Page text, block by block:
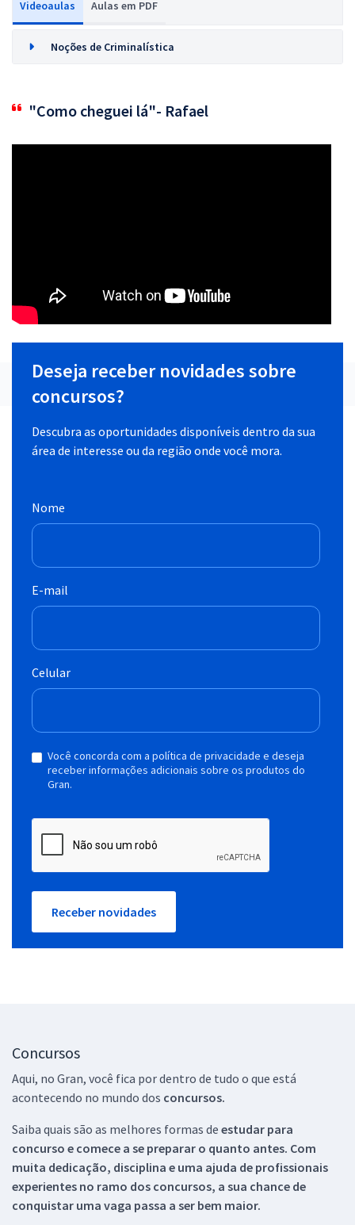
Videoaulas Aulas em PDF
Noções de Criminalística
"Como cheguei lá"- Rafael
Deseja receber novidades sobre
concursos?
Descubra as oportunidades disponíveis dentro da sua
área de interesse ou da região onde você mora.
Nome
E-mail
Celular
Você concorda com a política de privacidade e deseja
receber informações adicionais sobre os produtos do
Gran.
Receber novidades
Concursos
Aqui, no Gran, você fica por dentro de tudo o que está
acontecendo no mundo dos concursos.
Saiba quais são as melhores formas de estudar para
concurso e comece a se preparar o quanto antes. Com
muita dedicação, disciplina e uma ajuda de profissionais
experientes no ramo dos concursos, a sua chance de
conquistar uma vaga passa a ser bem maior.